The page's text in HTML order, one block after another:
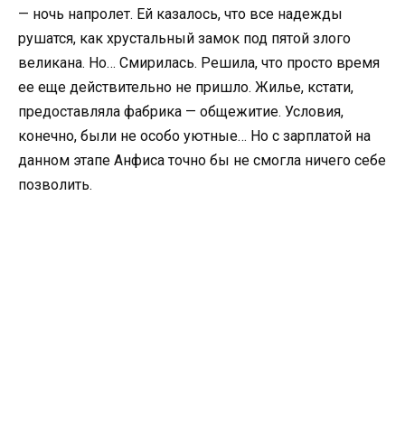
— ночь напролет. Ей казалось, что все надежды
рушатся, как хрустальный замок под пятой злого
великана. Но… Смирилась. Решила, что просто время
ее еще действительно не пришло. Жилье, кстати,
предоставляла фабрика — общежитие. Условия,
конечно, были не особо уютные… Но с зарплатой на
данном этапе Анфиса точно бы не смогла ничего себе
позволить.